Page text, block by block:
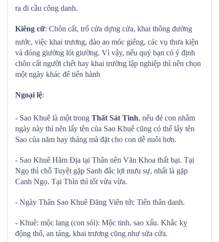
ra đi cầu công danh.
Kiêng cữ: Chôn cất, trổ cửa dựng cửa, khai thông đường
nước, việc khai trương, đào ao móc giếng, các vụ thưa kiện
và đóng giường lót giường. Vì vậy, nếu quý bạn có ý định
chôn cất người chết hay khai trường lập nghiệp thì nên chọn
một ngày khác để tiến hành
Ngoại lệ:
- Sao Khuê là một trong Thất Sát Tinh, nếu đẻ con nhằm
ngày này thì nên lấy tên của Sao Khuê cũng có thể lấy tên
Sao của năm hay tháng mà đặt cho con dễ nuôi hơn.
- Sao Khuê Hãm Địa tại Thân nên Văn Khoa thất bại. Tại
Ngọ thì chỗ Tuyệt gặp Sanh đắc lợi mưu sự, nhất là gặp
Canh Ngọ. Tại Thìn thì tốt vừa vừa.
- Ngày Thân Sao Khuê Đăng Viên tức Tiến thân danh.
- Khuê: mộc lang (con sói): Mộc tinh, sao xấu. Khắc kỵ
động thổ, an táng, khai trương cũng như sửa cửa.